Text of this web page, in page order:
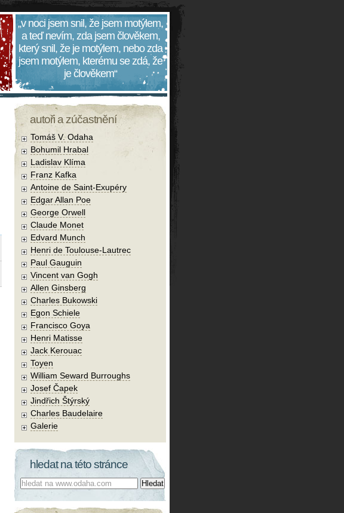
„v noci jsem snil, že jsem motýlem,
a teď nevím, zda jsem člověkem,
který snil, že je motýlem, nebo zda
jsem motýlem, kterému se zdá, že
je člověkem“
autoři a zúčastnění
Tomáš V. Odaha
Bohumil Hrabal
Ladislav Klíma
Franz Kafka
Antoine de Saint-Exupéry
Edgar Allan Poe
George Orwell
Claude Monet
Edvard Munch
Henri de Toulouse-Lautrec
Paul Gauguin
Vincent van Gogh
Allen Ginsberg
Charles Bukowski
Egon Schiele
Francisco Goya
Henri Matisse
Jack Kerouac
Toyen
William Seward Burroughs
Josef Čapek
Jindřich Štýrský
Charles Baudelaire
Galerie
hledat na této stránce
Co hledat: